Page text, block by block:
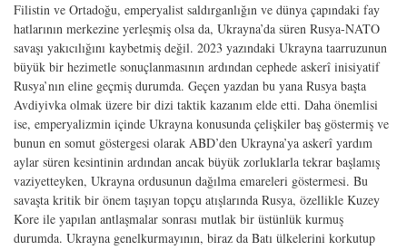
Filistin ve Ortadoğu, emperyalist saldırganlığın ve dünya çapındaki fay
hatlarının merkezine yerleşmiş olsa da, Ukrayna’da süren Rusya-NATO
savaşı yakıcılığını kaybetmiş değil. 2023 yazındaki Ukrayna taarruzunun
büyük bir hezimetle sonuçlanmasının ardından cephede askerî inisiyatif
Rusya’nın eline geçmiş durumda. Geçen yazdan bu yana Rusya başta
Avdiyivka olmak üzere bir dizi taktik kazanım elde etti. Daha önemlisi
ise, emperyalizmin içinde Ukrayna konusunda çelişkiler baş göstermiş ve
bunun en somut göstergesi olarak ABD’den Ukrayna’ya askerî yardım
aylar süren kesintinin ardından ancak büyük zorluklarla tekrar başlamış
vaziyetteyken, Ukrayna ordusunun dağılma emareleri göstermesi. Bu
savaşta kritik bir önem taşıyan topçu atışlarında Rusya, özellikle Kuzey
Kore ile yapılan antlaşmalar sonrası mutlak bir üstünlük kurmuş
durumda. Ukrayna genelkurmayının, biraz da Batı ülkelerini korkutup